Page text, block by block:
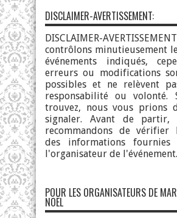
DISCLAIMER-AVERTISSEMENT:
DISCLAIMER-
contrôlons minutieusement
événements indiqués,
erreurs ou modifications
possibles et ne relèvent
responsabilité ou volonté.
trouvez, nous vous prions
signaler. Avant de partir,
recommandons de vérifier
des informations fournies
l'organisateur de l'événement.
POUR LES ORGANISATEURS DE
NOËL